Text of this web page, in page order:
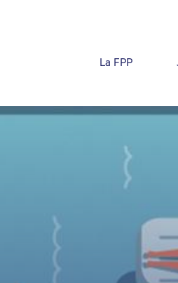
La FPP